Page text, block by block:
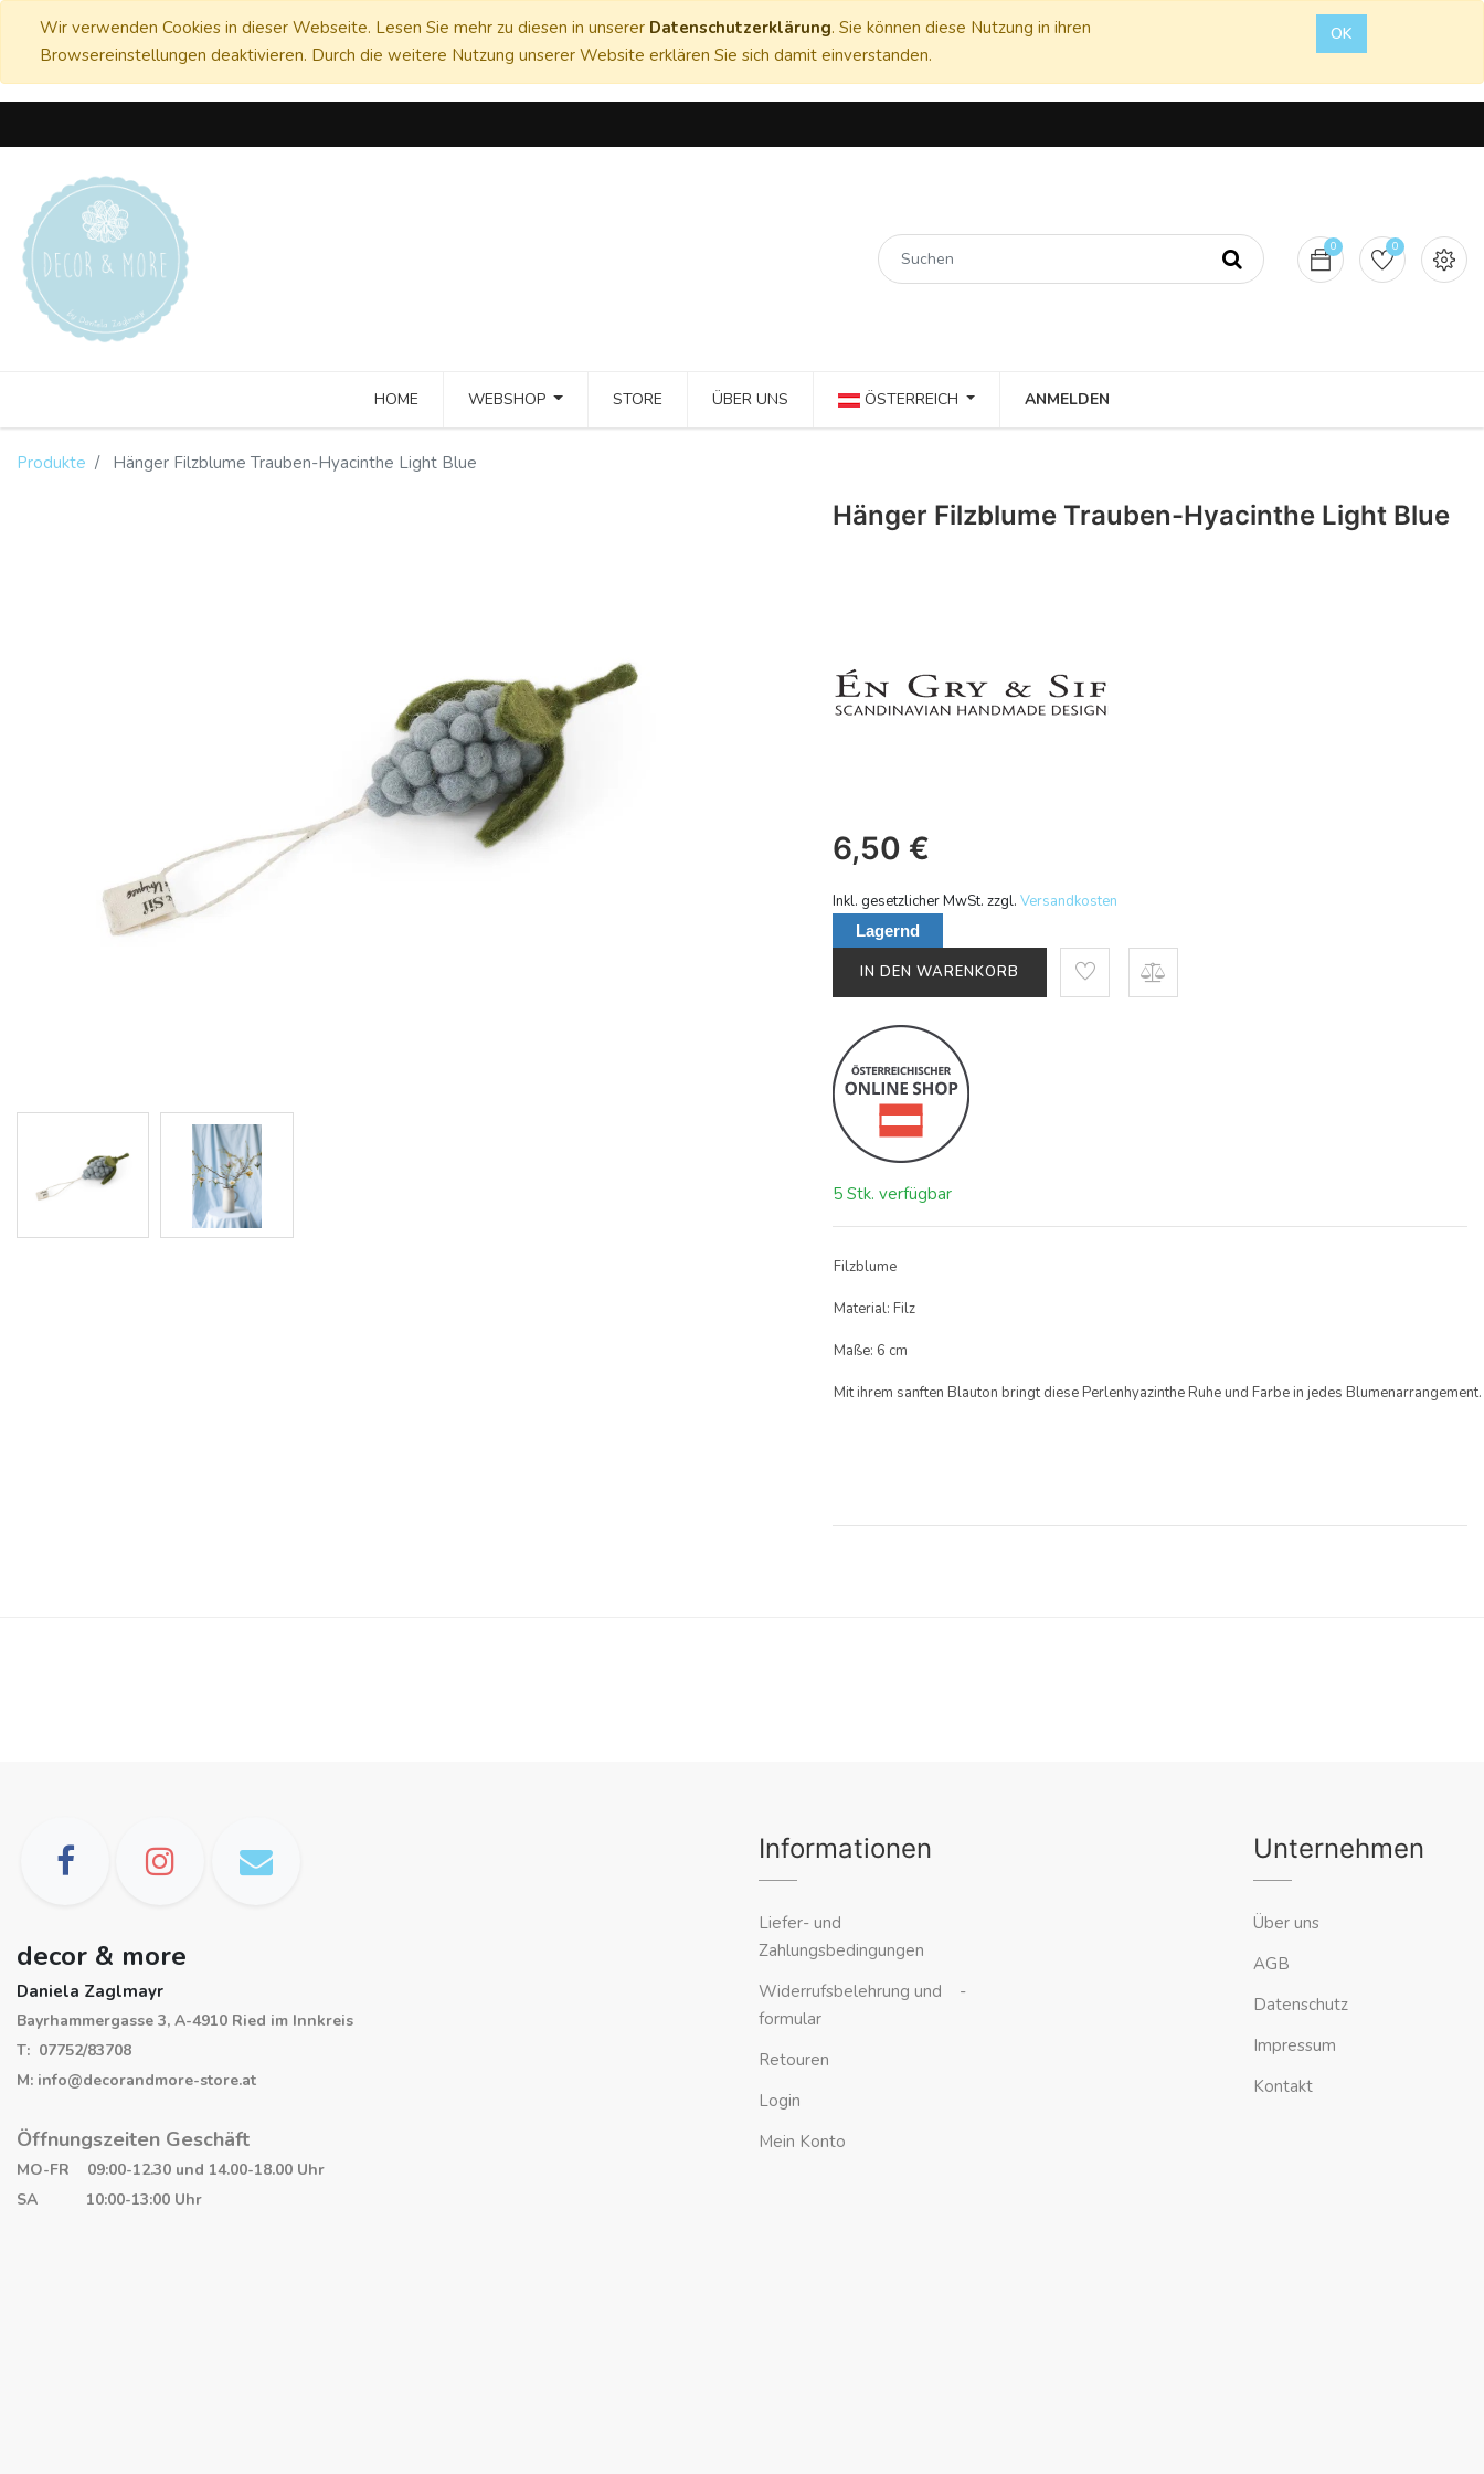
Wir verwenden Cookies in dieser Webseite. Lesen Sie mehr zu diesen in unserer Datenschutzerklärung. Sie können diese Nutzung in ihren
Browsereinstellungen deaktivieren. Durch die weitere Nutzung unserer Website erklären Sie sich damit einverstanden.
OK
0 0
HOME WEBSHOP STORE ÜBER UNS ÖSTERREICH ANMELDEN
Produkte Hänger Filzblume Trauben-Hyacinthe Light Blue
Hänger Filzblume Trauben-Hyacinthe Light Blue
6,50 €
Inkl. gesetzlicher MwSt. zzgl.Versandkosten
Lagernd
IN DEN WARENKORB
5 Stk. verfügbar
Filzblume
Material: Filz
Maße: 6 cm
Mit ihrem sanften Blauton bringt diese Perlenhyazinthe Ruhe und Farbe in jedes
decor & more
Daniela Zaglmayr
Bayrhammergasse 3, A-4910 Ried im Innkreis
T: 07752/83708
M: info@decorandmore-store.at
Öffnungszeiten Geschäft
MO-FR 09:00-12.30 und 14.00-18.00 Uhr
SA 10:00-13:00 Uhr
Informationen
Liefer- und
Zahlungsbedingungen
Widerrufsbelehrung und -
formular
Retouren
Login
Mein Konto
Unternehmen
Über uns
AGB
Datenschutz
Impressum
Kontakt